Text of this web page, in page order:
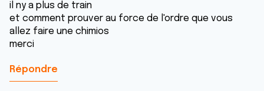
il ny a plus de train
et comment prouver au force de l'ordre que vous
allez faire une chimios
merci
Répondre